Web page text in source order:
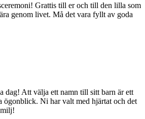
Grattis till er och till den lilla som
genom livet. Må det vara fyllt av goda
dag! Att välja ett namn till sitt barn är ett
ögonblick. Ni har valt med hjärtat och det